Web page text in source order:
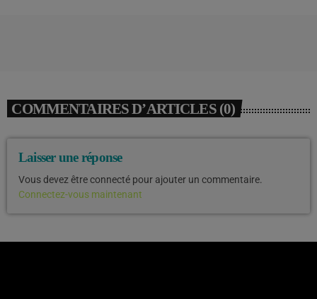
COMMENTAIRES D’ARTICLES (0)
Laisser une réponse
Vous devez être connecté pour ajouter un commentaire.
Connectez-vous maintenant